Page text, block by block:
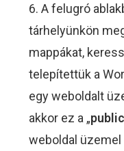
6. A felugró
tárhelyünkön
mappákat,
telepítettük a
egy weboldalt
akkor ez a „
weboldal üzemel